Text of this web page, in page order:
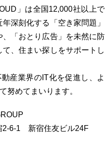
」は全国12,000社以上で
深刻化する「空き家問題」
「おとり広告」を未然に防
、住まい探しをサポートし
産業界のIT化を促進し、よ
努めてまいります。
2-6-1 新宿住友ビル24F